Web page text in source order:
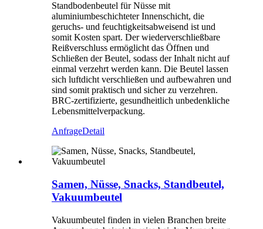
Standbodenbeutel für Nüsse mit
aluminiumbeschichteter Innenschicht, die
geruchs- und feuchtigkeitsabweisend ist und
somit Kosten spart. Der wiederverschließbare
Reißverschluss ermöglicht das Öffnen und
Schließen der Beutel, sodass der Inhalt nicht auf
einmal verzehrt werden kann. Die Beutel lassen
sich luftdicht verschließen und aufbewahren und
sind somit praktisch und sicher zu verzehren.
BRC-zertifizierte, gesundheitlich unbedenkliche
Lebensmittelverpackung.
AnfrageDetail
Samen, Nüsse, Snacks, Standbeutel,
Vakuumbeutel
Vakuumbeutel finden in vielen Branchen breite